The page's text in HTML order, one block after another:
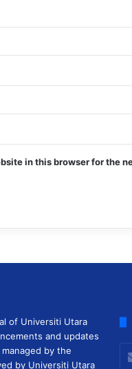
in this browser for the
of Universiti Utara
and updates
by the
by Universiti Utara